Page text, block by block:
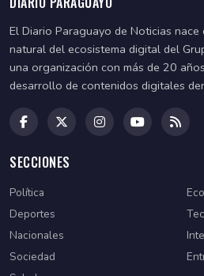
El Diario Paraguayo de Noticias
natural del ecosistema digital del
una organización con más de 20
desarrollo de contenidos digitales
SECCIONES
Política
Deportes
Nacionales
Sociedad